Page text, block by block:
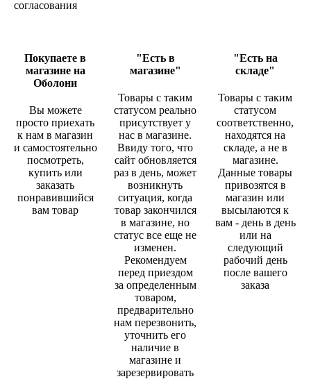
согласования
Покупаете в
магазине на
Оболони
Вы можете
просто приехать
к нам в магазин
и самостоятельно
посмотреть,
купить или
заказать
понравившийся
вам товар
"Есть в
магазине"
Товары с таким
статусом реально
присутствует у
нас в магазине.
Ввиду того, что
сайт обновляется
раз в день, может
возникнуть
ситуация, когда
товар закончился
в магазине, но
статус все еще не
изменен.
Рекомендуем
перед приездом
за определенным
товаром,
предварительно
нам перезвонить,
уточнить его
наличие в
магазине и
зарезервировать
"Есть на
складе"
Товары с таким
статусом
соответственно,
находятся на
складе, а не в
магазине.
Данные товары
привозятся в
магазин или
высылаются к
вам - день в день
или на
следующий
рабочий день
после вашего
заказа